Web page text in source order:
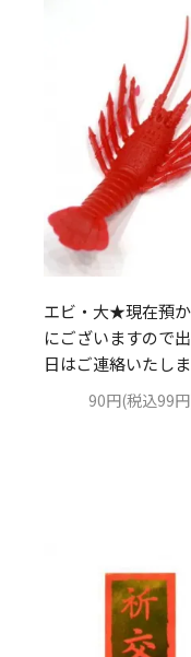
エビ・大★現在預
にございますので
日はご連絡いたしま
90円(税込99